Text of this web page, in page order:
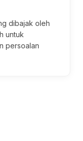
dibajak oleh
untuk
persoalan